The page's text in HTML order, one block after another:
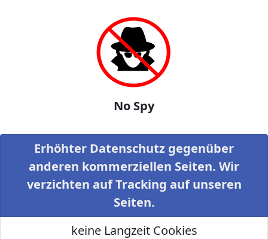
No Spy
Erhöhter Datenschutz gegenüber
anderen kommerziellen Seiten. Wir
verzichten auf Tracking auf unseren
Seiten.
keine Langzeit Cookies